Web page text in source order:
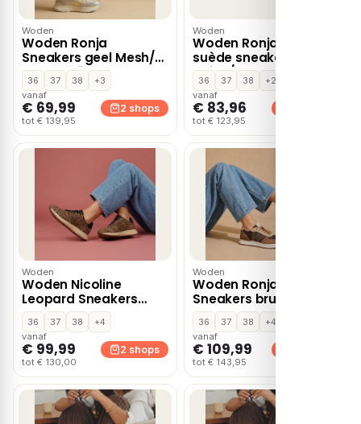
Woden
Woden Ronja
Sneakers geel Mesh/
Leer – Grijs
36 37 38
+3
vanaf
€ 69,99
tot € 139,95
2 shops
Woden
Woden Ronja Icon
suède sneakers
beige/blauw
36 37 38
+2
vanaf
€ 83,96
tot € 123,95
Woden
Woden Nicoline
Leopard Sneakers
bruin Suede
36 37 38
+4
vanaf
€ 99,99
tot € 130,00
2 shops
Woden
Woden Ronja Plateau
Sneakers bruin Suede
36 37 38
+4
vanaf
€ 109,99
tot € 143,95